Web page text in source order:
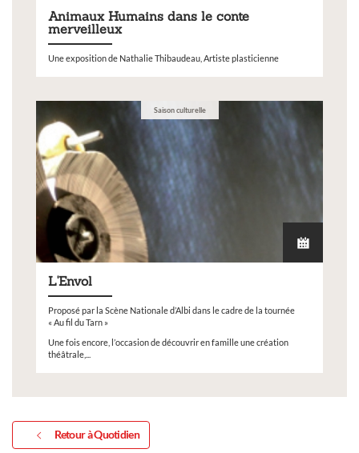
Animaux Humains dans le conte
merveilleux
Une exposition de Nathalie Thibaudeau, Artiste plasticienne
Saison culturelle
L'Envol
Proposé par la Scène Nationale d’Albi dans le cadre de la tournée
« Au fil du Tarn »
Une fois encore, l’occasion de découvrir en famille une création
théâtrale,...
Retour à Quotidien